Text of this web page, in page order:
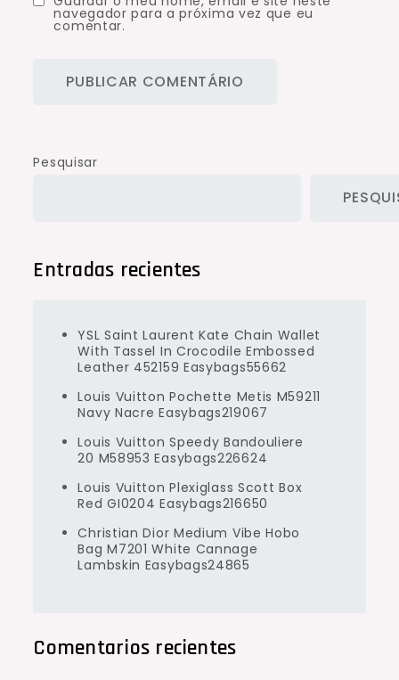
navegador para a próxima vez que eu
comentar.
Pesquisar
Entradas recientes
YSL Saint Laurent Kate Chain Wallet
With Tassel In Crocodile Embossed
Leather 452159 Easybags55662
Louis Vuitton Pochette Metis M59211
Navy Nacre Easybags219067
Louis Vuitton Speedy Bandouliere
20 M58953 Easybags226624
Louis Vuitton Plexiglass Scott Box
Red GI0204 Easybags216650
Christian Dior Medium Vibe Hobo
Bag M7201 White Cannage
Lambskin Easybags24865
Comentarios recientes